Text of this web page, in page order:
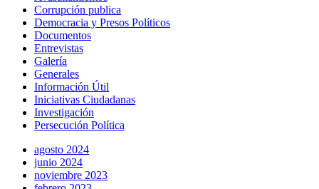
Corrupción publica
Democracia y Presos Políticos
Documentos
Entrevistas
Galería
Generales
Información Útil
Iniciativas Ciudadanas
Investigación
Persecución Política
agosto 2024
junio 2024
noviembre 2023